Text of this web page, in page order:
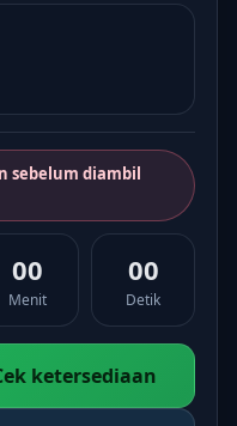
sebelum diambil
00
Menit
00
Detik
ketersediaan